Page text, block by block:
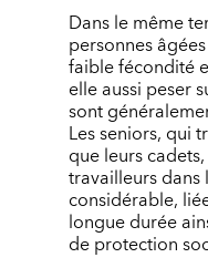
Dans le même
personnes
faible fécondité
elle aussi peser
sont
Les seniors, qui
que leurs
travailleurs dans
considérable,
longue durée
de protection